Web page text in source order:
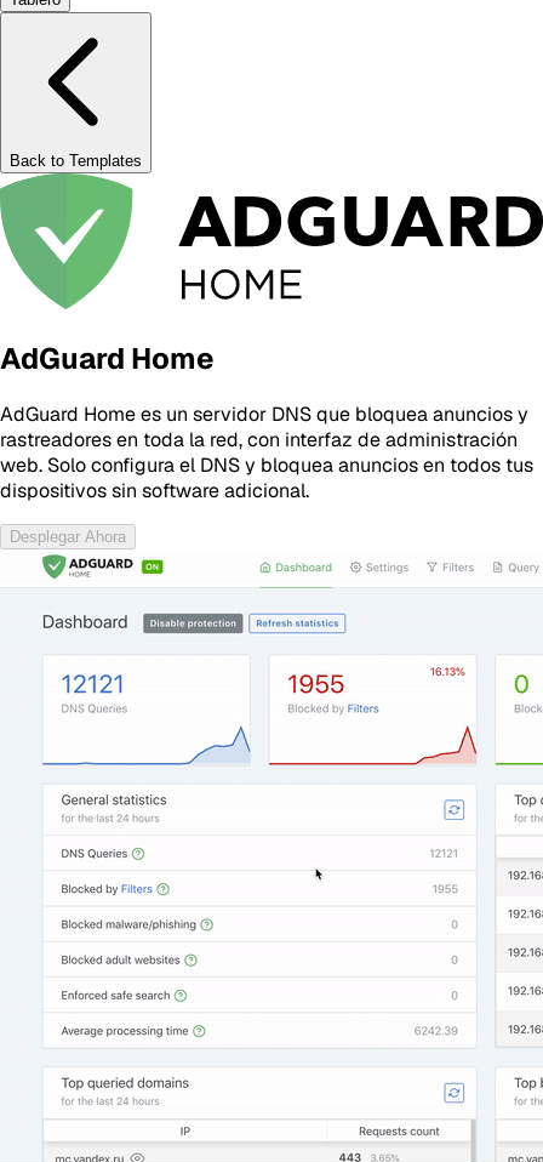
Back to Templates
AdGuard Home
AdGuard Home es un servidor DNS que bloquea anuncios y
rastreadores en toda la red, con interfaz de administración
web. Solo configura el DNS y bloquea anuncios en todos tus
dispositivos sin software adicional.
Desplegar Ahora